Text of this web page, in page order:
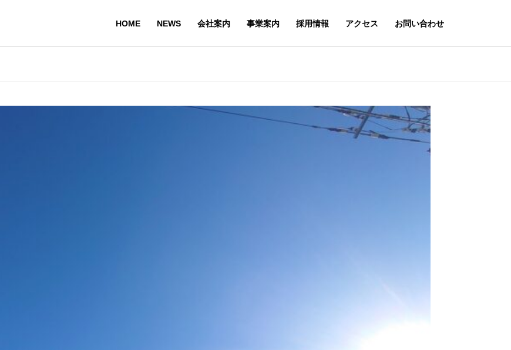
HOME NEWS 会社案内 事業案内 採用情報 アクセス お問い合わせ
経営理念 環境方針
ENVIRONMENTAL POLICY